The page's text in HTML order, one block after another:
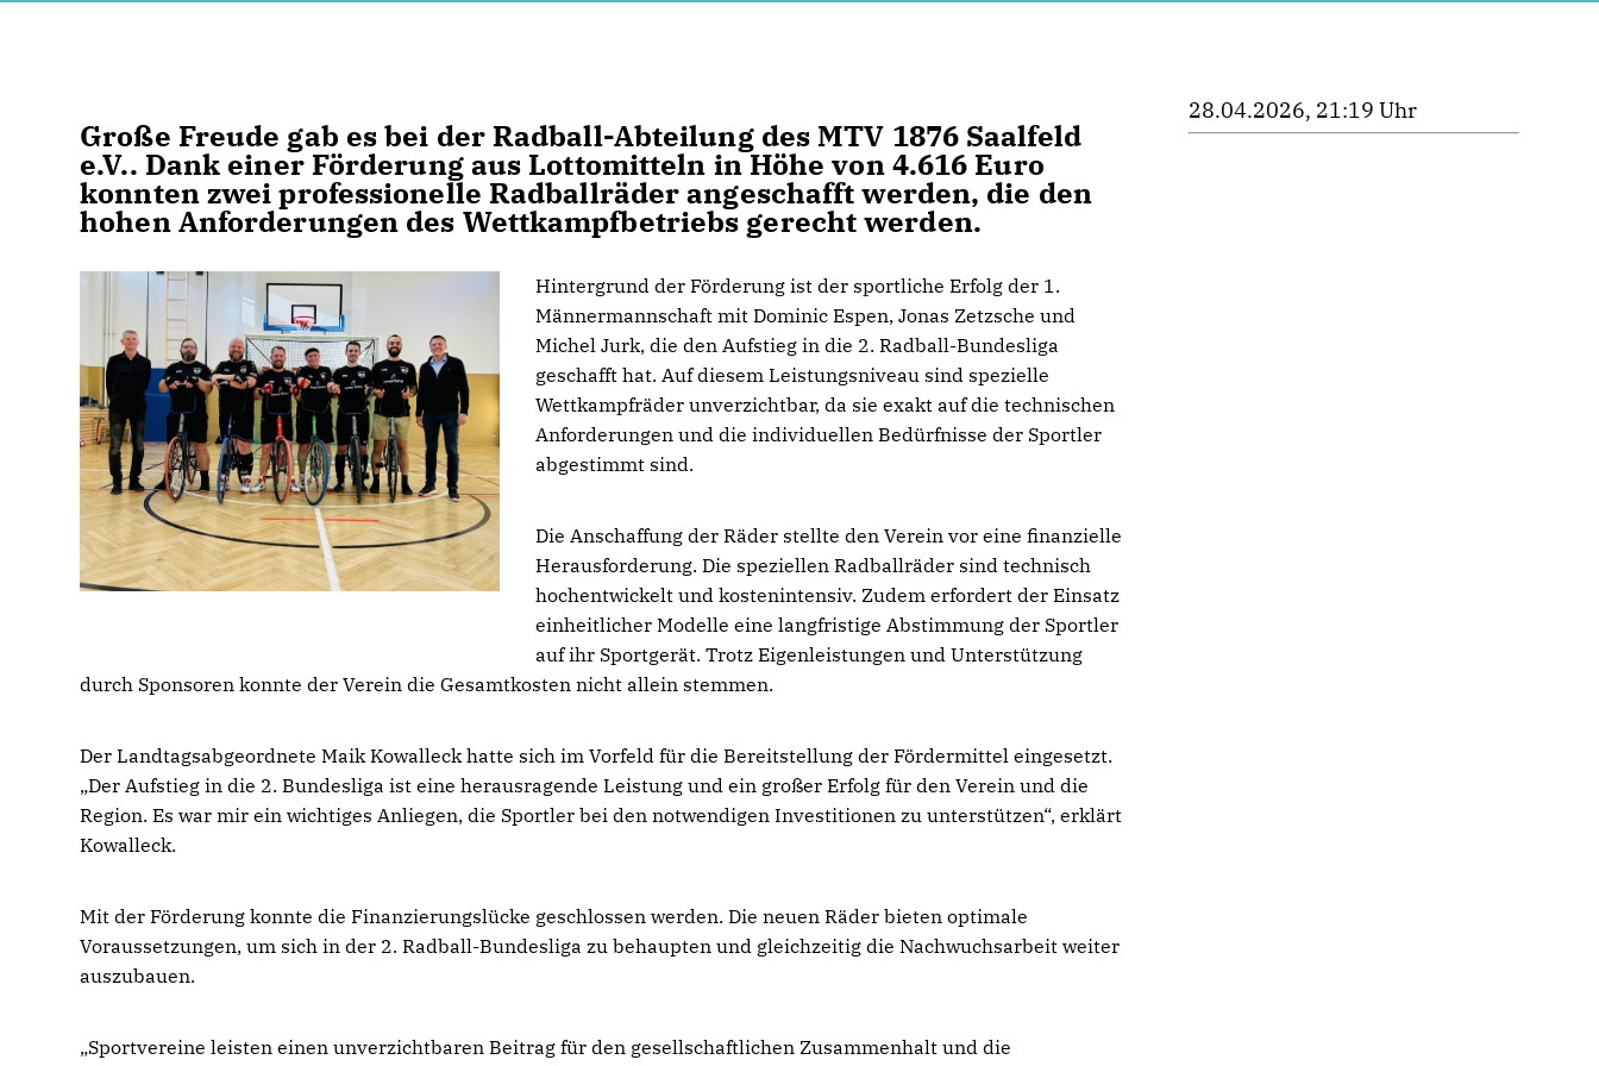
Große Freude gab es bei der Radball-Abteilung des MTV 1876 Saalfeld
e.V.. Dank einer Förderung aus Lottomitteln in Höhe von 4.616 Euro
konnten zwei professionelle Radballräder angeschafft werden, die den
hohen Anforderungen des Wettkampfbetriebs gerecht werden.
Hintergrund der Förderung ist der sportliche Erfolg der 1.
Männermannschaft mit Dominic Espen, Jonas Zetzsche und
Michel Jurk, die den Aufstieg in die 2. Radball-Bundesliga
geschafft hat. Auf diesem Leistungsniveau sind spezielle
Wettkampfräder unverzichtbar, da sie exakt auf die technischen
Anforderungen und die individuellen Bedürfnisse der Sportler
abgestimmt sind.
Die Anschaffung der Räder stellte den Verein vor eine finanzielle
Herausforderung. Die speziellen Radballräder sind technisch
hochentwickelt und kostenintensiv. Zudem erfordert der Einsatz
einheitlicher Modelle eine langfristige Abstimmung der Sportler
auf ihr Sportgerät. Trotz Eigenleistungen und Unterstützung
durch Sponsoren konnte der Verein die Gesamtkosten nicht allein stemmen.
Der Landtagsabgeordnete Maik Kowalleck hatte sich im Vorfeld für die Bereitstellung der Fördermittel eingesetzt.
Der Aufstieg in die 2. Bundesliga ist eine herausragende Leistung und ein großer Erfolg für den Verein und die
Region. Es war mir ein wichtiges Anliegen, die Sportler bei den notwendigen Investitionen zu unterstützen“, erklärt
Kowalleck.
Mit der Förderung konnte die Finanzierungslücke geschlossen werden. Die neuen Räder bieten optimale
Voraussetzungen, um sich in der 2. Radball-Bundesliga zu behaupten und gleichzeitig die Nachwuchsarbeit weiter
auszubauen.
Sportvereine leisten einen unverzichtbaren Beitrag für den gesellschaftlichen Zusammenhalt und die
28.04.2026, 21:19 Uhr